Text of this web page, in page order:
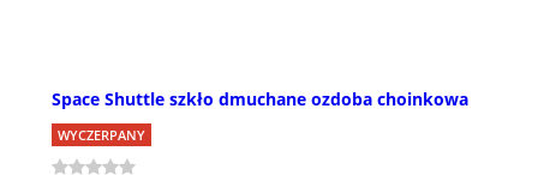
Space Shuttle szkło dmuchane ozdoba choinkowa
WYCZERPANY